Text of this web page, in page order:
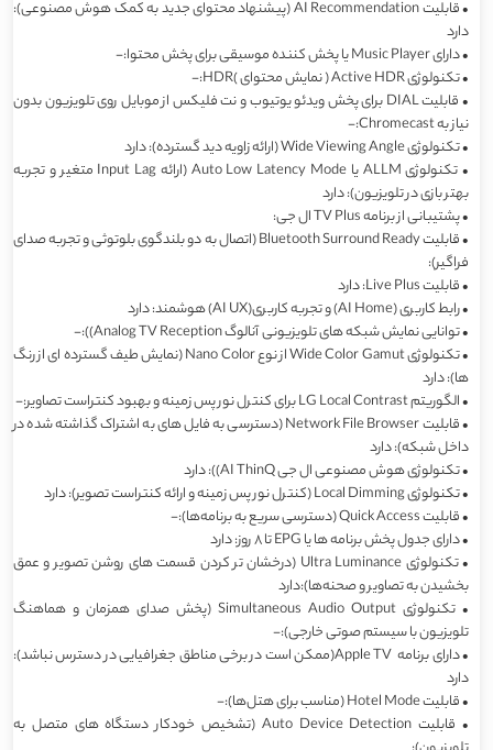
•
قابلیت AI Recommendation (پیشنهاد محتوای جدید به کمک هوش مصنوعی):
دارد
•دارای Music Player یا پخش کننده موسیقی برای پخش محتوا:-
•تکنولوژی Active HDR ( نمایش محتوای )HDR:-
•
قابلیت DIAL برای پخش ویدئو یوتیوب و نت فلیکس از موبایل روی تلویزیون بدون
نیاز به Chromecast:-
•تکنولوژی Wide Viewing Angle (ارائه زاویه دید گسترده): دارد
•
تکنولوژی ALLM یا Auto Low Latency Mode (ارائه Input Lag متغیر و تجربه
بهتر بازی در تلویزیون): دارد
•پشتیبانی از برنامه TV Plus ال جی:
•
قابلیت Bluetooth Surround Ready (اتصال به دو بلندگوی بلوتوثی و تجربه صدای
فراگیر):
•قابلیت Live Plus: دارد
•رابط کاربری (AI Home) و تجربه کاربری(AI UX) هوشمند: دارد
•توانایی نمایش شبکه های تلویزیونی آنالوگ Analog TV Reception)):-
•
تکنولوژی Wide Color Gamut از نوع Nano Color (نمایش طیف گسترده ای از رنگ
ها): دارد
•الگوریتم LG Local Contrast برای کنترل نور پس زمینه و بهبود کنتراست تصاویر:-
•
قابلیت Network File Browser (دسترسی به فایل های به اشتراک گذاشته شده در
داخل شبکه): دارد
•تکنولوژی هوش مصنوعی ال جی AI ThinQ)): دارد
•تکنولوژی Local Dimming (کنترل نور پس زمینه و ارائه کنتراست تصویر): دارد
•قابلیت Quick Access (دسترسی سریع به برنامه‌ها):-
•دارای جدول پخش برنامه ها یا EPG تا 8 روز: دارد
•
تکنولوژی Ultra Luminance (درخشان تر کردن قسمت های روشن تصویر و عمق
بخشیدن به تصاویر و صحنه‌ها):دارد
•
تکنولوژی Simultaneous Audio Output (پخش صدای همزمان و هماهنگ
تلویزیون با سیستم صوتی خارجی):-
•
دارای برنامه Apple TV(ممکن است در برخی مناطق جغرافیایی در دسترس نباشد):
دارد
•قابلیت Hotel Mode (مناسب برای هتل‌ها):-
•
قابلیت Auto Device Detection (تشخیص خودکار دستگاه های متصل به